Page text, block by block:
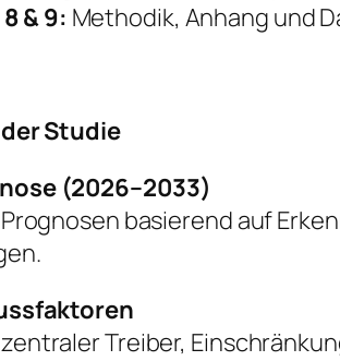
& 9: Methodik, Anhang und
Studie
(2026–2033)
basierend auf
Treiber,